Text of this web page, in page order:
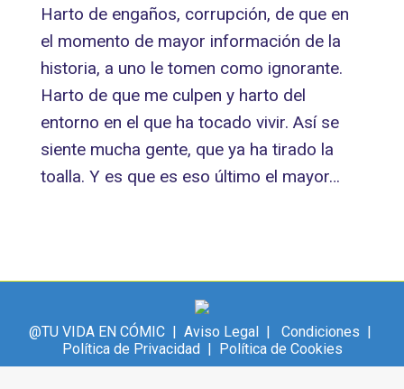
Harto de engaños, corrupción, de que en
el momento de mayor información de la
historia, a uno le tomen como ignorante.
Harto de que me culpen y harto del
entorno en el que ha tocado vivir. Así se
siente mucha gente, que ya ha tirado la
toalla. Y es que es eso último el mayor…
@TU VIDA EN CÓMIC | Aviso Legal | Condiciones |
Política de Privacidad| Política de Cookies